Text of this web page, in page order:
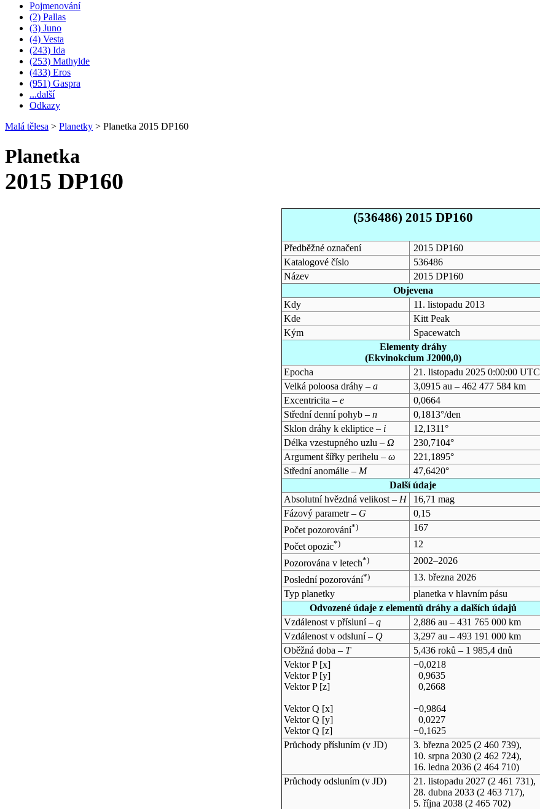
Pojmenování
(2) Pallas
(3) Juno
(4) Vesta
(243) Ida
(253) Mathylde
(433) Eros
(951) Gaspra
...další
Odkazy
Malá tělesa > Planetky > Planetka 2015 DP160
Planetka
2015 DP160
(536486) 2015 DP160
Předběžné označení
2015 DP160
Katalogové číslo
536486
Název
2015 DP160
Objevena
Kdy
11. listopadu 2013
Kde
Kitt Peak
Kým
Spacewatch
Elementy dráhy
(Ekvinokcium J2000,0)
Epocha
21. listopadu 2025 0:00:00 UTC
Velká poloosa dráhy – a
3,0915 au – 462 477 584 km
Excentricita – e
0,0664
Střední denní pohyb – n
0,1813°/den
Sklon dráhy k ekliptice – i
12,1311°
Délka vzestupného uzlu – Ω
230,7104°
Argument šířky perihelu – ω
221,1895°
Střední anomálie – M
47,6420°
Další údaje
Absolutní hvězdná velikost – H
16,71 mag
Fázový parametr – G
0,15
Počet pozorování*)
167
Počet opozic*)
12
Pozorována v letech*)
2002–2026
Poslední pozorování*)
13. března 2026
Typ planetky
planetka v hlavním pásu
Odvozené údaje z elementů dráhy a dalších údajů
Vzdálenost v přísluní – q
2,886 au – 431 765 000 km
Vzdálenost v odsluní – Q
3,297 au – 493 191 000 km
Oběžná doba – T
5,436 roků – 1 985,4 dnů
Vektor P [x]
Vektor P [y]
Vektor P [z]
Vektor Q [x]
Vektor Q [y]
Vektor Q [z]
−0,0218
0,9635
0,2668
−0,9864
0,0227
−0,1625
Průchody přísluním (v JD) 3. března 2025(2 460 739),
10. srpna 2030(2 462 724),
16. ledna 2036(2 464 710)
Průchody odsluním (v JD) 21. listopadu 2027(2 461 731),
28. dubna 2033(2 463 717),
5. října 2038(2 465 702)